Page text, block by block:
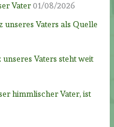
Vater01/08/2026
unseres Vaters als Quelle
Vaters steht weit
himmlischer Vater, ist